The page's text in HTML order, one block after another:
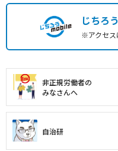
じちろ
※アクセス
非正規労働者の
みなさんへ
自治研